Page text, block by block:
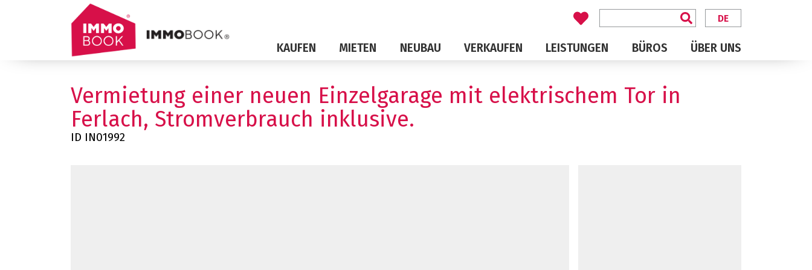
DE
KAUFEN MIETEN NEUBAU VERKAUFEN LEISTUNGEN BÜROS ÜBER UNS
Vermietung einer neuen Einzelgarage mit elektrischem Tor in
Ferlach, Stromverbrauch inklusive.
ID IN01992